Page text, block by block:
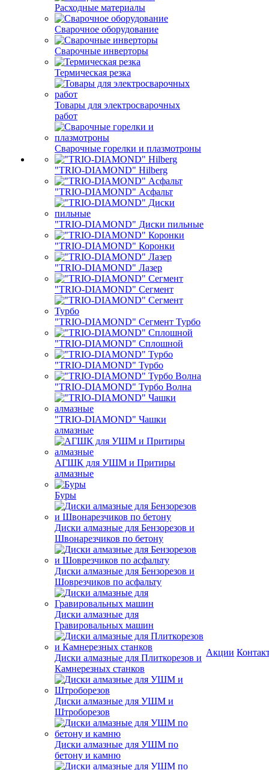
Расходные материалы
Сварочное оборудование
Сварочные инверторы
Термическая резка
Товары для электросварочных
работ
Сварочные горелки и плазмотроны
"TRIO-DIAMOND" Hilberg
"TRIO-DIAMOND" Асфальт
"TRIO-DIAMOND" Диски пильные
"TRIO-DIAMOND" Коронки
"TRIO-DIAMOND" Лазер
"TRIO-DIAMOND" Сегмент
"TRIO-DIAMOND" Сегмент Турбо
"TRIO-DIAMOND" Сплошной
"TRIO-DIAMOND" Турбо
"TRIO-DIAMOND" Турбо Волна
"TRIO-DIAMOND" Чашки
алмазные
АГШК для УШМ и Притиры
алмазные
Буры
Диски алмазные для Бензорезов и
Швонарезчиков по бетону
Диски алмазные для Бензорезов и
Шоврезчиков по асфальту
Диски алмазные для
Гравировальных машин
Диски алмазные для Плиткорезов и
Камнерезных станков
Диски алмазные для УШМ и
Штроборезов
Диски алмазные для УШМ по
бетону и камню
Акции